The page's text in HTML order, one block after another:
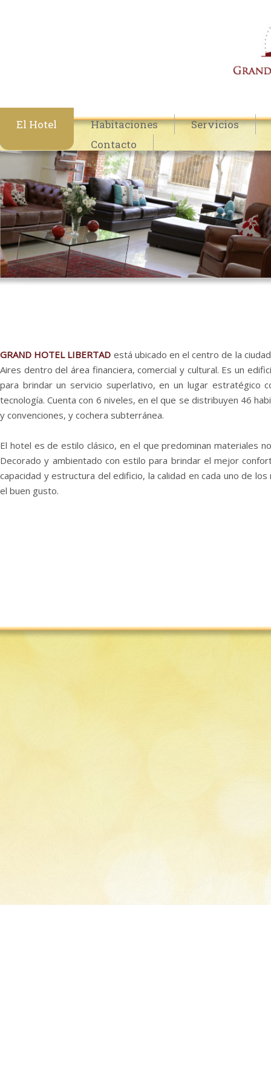
El Hotel Habitaciones
Servicios
Contacto
GRAND HOTEL LIBERTAD está ubicado en el centro de la
Aires dentro del área financiera, comercial y cultural. Es un
para brindar un servicio superlativo, en un lugar estratégico
tecnología. Cuenta con 6 niveles, en el que se distribuyen 46
y convenciones, y cochera subterránea.
El hotel es de estilo clásico, en el que predominan materiales
Decorado y ambientado con estilo para brindar el mejor
capacidad y estructura del edificio, la calidad en cada uno de
el buen gusto.